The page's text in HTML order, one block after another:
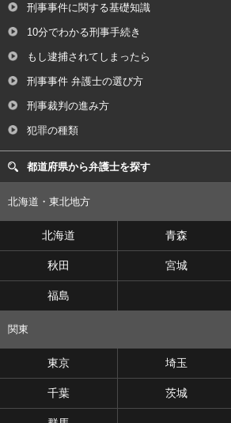
刑事事件に関する基礎知識
10分でわかる刑事手続き
もし逮捕されてしまったら
刑事事件 弁護士の選び方
刑事裁判の進み方
犯罪の種類
都道府県から弁護士を探す
北海道・東北地方
北海道 青森
秋田 宮城
福島
関東
東京 埼玉
千葉 茨城